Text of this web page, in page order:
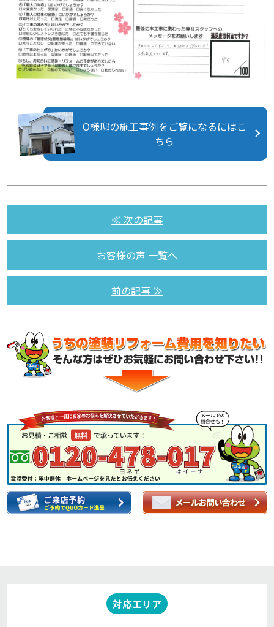
O様邸の施工事例をご覧になるにはこ
ちら
≪ 次の記事
お客様の声 一覧へ
前の記事 ≫
対応エリア